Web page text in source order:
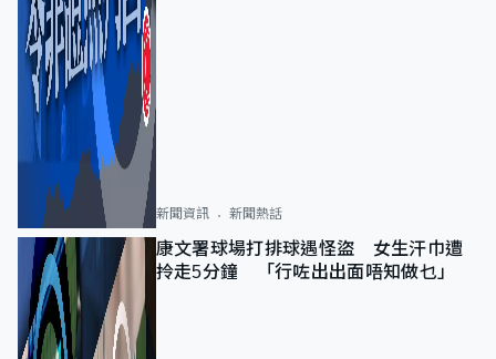
新聞資訊 新聞熱話
康文署球場打排球遇怪盜 女生汗巾遭
拎走5分鐘 「行咗出出面唔知做乜」